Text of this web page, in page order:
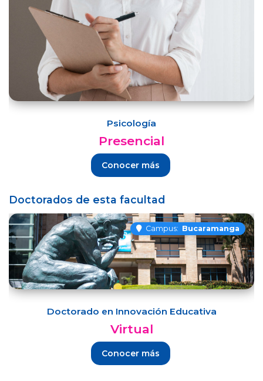
Psicología
Presencial
Conocer más
Doctorados de esta facultad
Campus: Bucaramanga
Doctorado en Innovación Educativa
Virtual
Conocer más